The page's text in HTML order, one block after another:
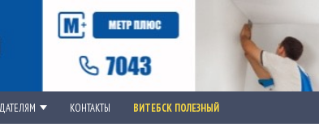
КОНТАКТЫ ВИТЕБСК ПОЛЕЗНЫЙ